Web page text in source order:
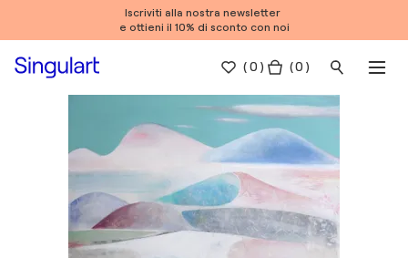
Iscriviti alla nostra newsletter
e ottieni il 10% di sconto con noi
(0 ) ( 0 )